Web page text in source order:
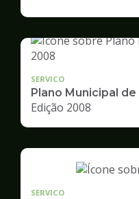
SERVICO
Plano Municipal
Edição 2008
SERVICO